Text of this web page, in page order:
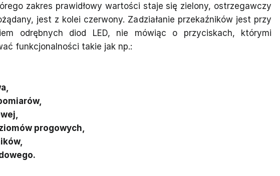
zakres prawidłowy wartości staje się zielony, ostrzegawczy
jest z kolei czerwony. Zadziałanie przekaźników jest przy
odrębnych diod LED, nie mówiąc o przyciskach, którymi
funkcjonalności takie jak np.:
progowych,